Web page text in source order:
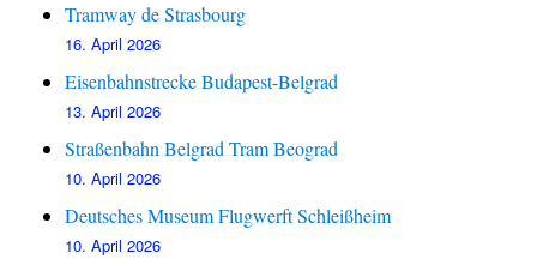
Tramway de Strasbourg
16. April 2026
Eisenbahnstrecke Budapest-Belgrad
13. April 2026
Straßenbahn Belgrad Tram Beograd
10. April 2026
Deutsches Museum Flugwerft Schleißheim
10. April 2026